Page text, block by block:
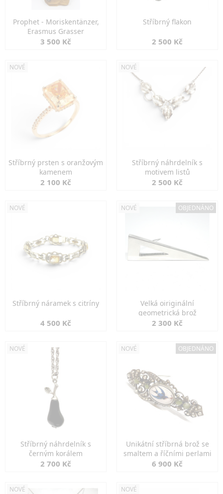
Prophet - Moriskentänzer,
Erasmus Grasser
3 500 Kč
Stříbrný flakon
2 500 Kč
NOVÉ
Stříbrný prsten s oranžovým
kamenem
2 100 Kč
NOVÉ
Stříbrný náhrdelník s
motivem listů
2 500 Kč
NOVÉ
Stříbrný náramek s citríny
4 500 Kč
NOVÉ OBJEDNÁNO
Velká oiriginální
geometrická brož
2 300 Kč
NOVÉ
Stříbrný náhrdelník s
černým korálem
2 700 Kč
NOVÉ OBJEDNÁNO
Unikátní stříbrná brož se
smaltem a říčními perlami
6 900 Kč
NOVÉ NOVÉ